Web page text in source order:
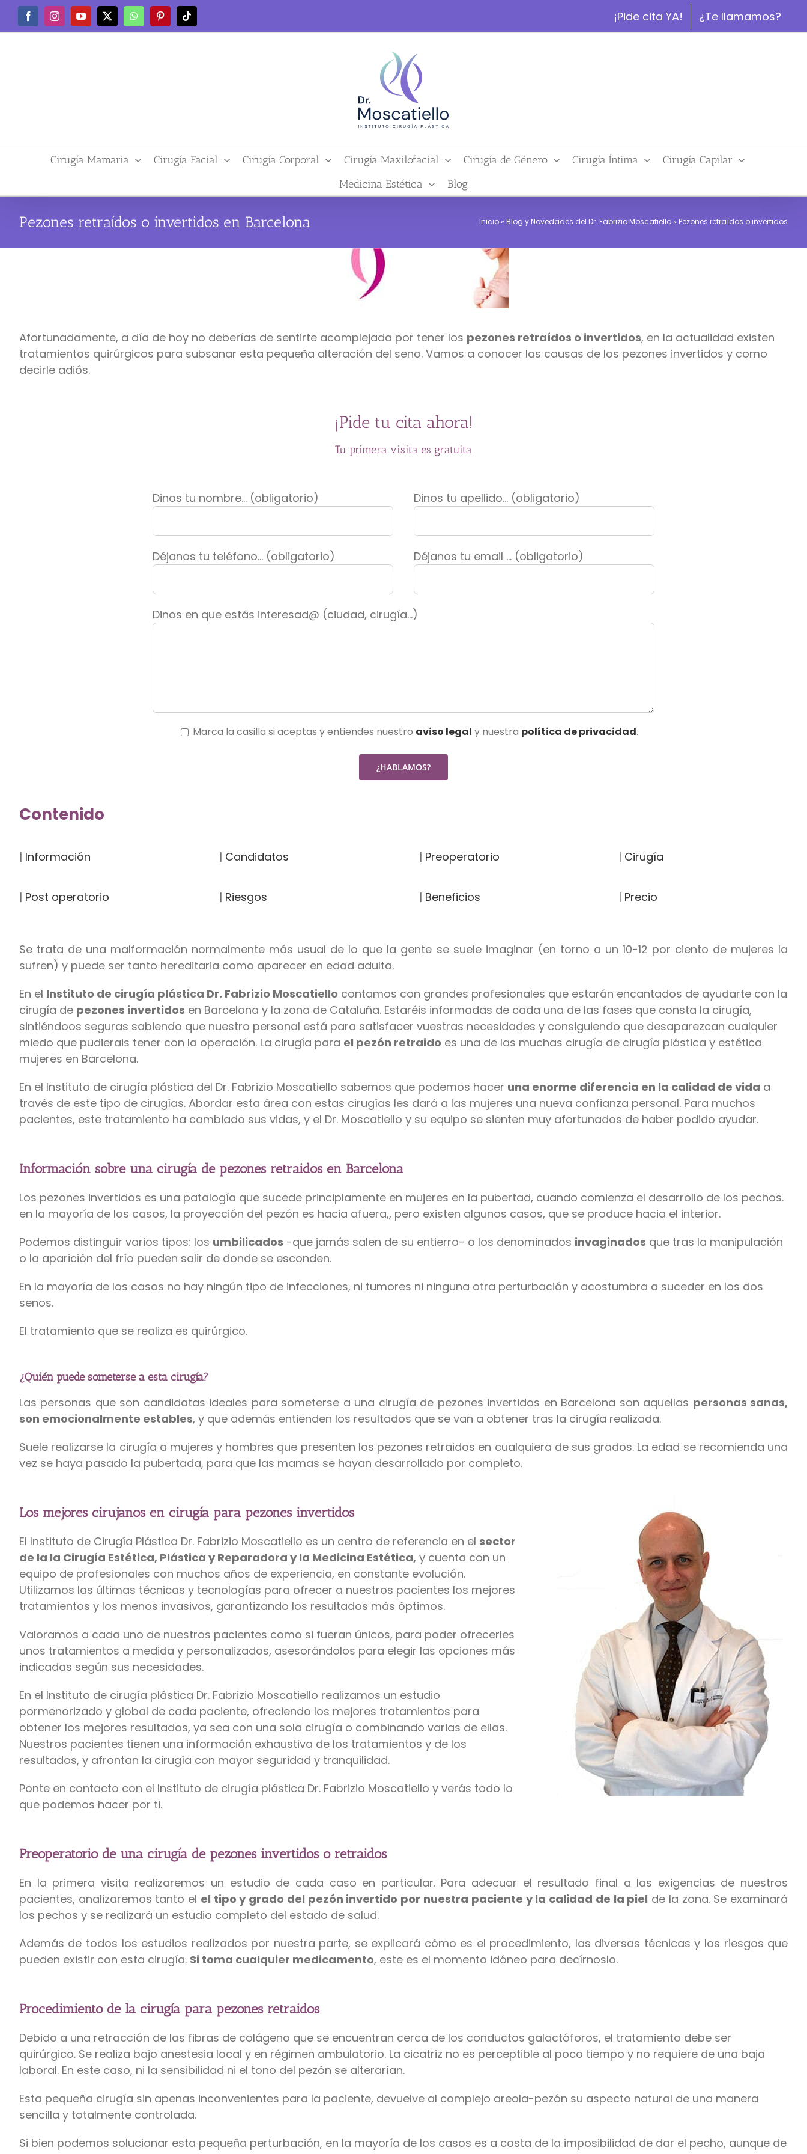
Saltar
FacebookInstagramYouTube
X WhatsAppPinterestTiktok ¡Pide cita YA! ¿Te llamamos?
Cirugía Mamaria Cirugía Facial Cirugía Corporal Cirugía Maxilofacial Cirugía de Género Cirugía Íntima
Cirugía Capilar
Medicina Estética
Blog
Pezones retraídos o invertidos en Barcelona Inicio » Blog y Novedades del Dr. Fabrizio Moscatiello » Pezones retraídos o invertidos
Afortunadamente, a día de hoy no deberías de sentirte acomplejada por tener los pezones retraídos o invertidos, en la actualidad existen
tratamientos quirúrgicos para subsanar esta pequeña alteración del seno. Vamos a conocer las causas de los pezones invertidos y como
decirle adiós.
¡Pide tu cita ahora!
Tu primera visita es gratuita
Dinos tu nombre... (obligatorio) Dinos tu apellido... (obligatorio)
Déjanos tu teléfono... (obligatorio) Déjanos tu email ... (obligatorio)
Dinos en que estás interesad@ (ciudad, cirugía...)
Marca la casilla si aceptas y entiendes nuestro aviso legal y nuestra política de privacidad.
Contenido
| Información | Candidatos | Preoperatorio | Cirugía
| Post operatorio | Riesgos | Beneficios | Precio
Se trata de una malformación normalmente más usual de lo que la gente se suele imaginar (en torno a un 10-12 por ciento de mujeres la
sufren) y puede ser tanto hereditaria como aparecer en edad adulta.
En el Instituto de cirugía plástica Dr. Fabrizio Moscatiello contamos con grandes profesionales que estarán encantados de ayudarte con la
cirugía de pezones invertidos en Barcelona y la zona de Cataluña. Estaréis informadas de cada una de las fases que consta la cirugía,
sintiéndoos seguras sabiendo que nuestro personal está para satisfacer vuestras necesidades y consiguiendo que desaparezcan cualquier
miedo que pudierais tener con la operación. La cirugía para el pezón retraido es una de las muchas cirugía de cirugía plástica y estética
mujeres en Barcelona.
En el Instituto de cirugía plástica del Dr. Fabrizio Moscatiello sabemos que podemos hacer una enorme diferencia en la calidad de vida a
través de este tipo de cirugías. Abordar esta área con estas cirugías les dará a las mujeres una nueva confianza personal. Para muchos
pacientes, este tratamiento ha cambiado sus vidas, y el Dr. Moscatiello y su equipo se sienten muy afortunados de haber podido ayudar.
Información sobre una cirugía de pezones retraidos en Barcelona
Los pezones invertidos es una patalogía que sucede principlamente en mujeres en la pubertad, cuando comienza el desarrollo de los pechos.
en la mayoría de los casos, la proyección del pezón es hacia afuera,, pero existen algunos casos, que se produce hacia el interior.
Podemos distinguir varios tipos: los umbilicados -que jamás salen de su entierro- o los denominados invaginados que tras la manipulación
o la aparición del frío pueden salir de donde se esconden.
En la mayoría de los casos no hay ningún tipo de infecciones, ni tumores ni ninguna otra perturbación y acostumbra a suceder en los dos
senos.
El tratamiento que se realiza es quirúrgico.
¿Quién puede someterse a esta cirugía?
Las personas que son candidatas ideales para someterse a una cirugía de pezones invertidos en Barcelona son aquellas personas sanas,
son emocionalmente estables, y que además entienden los resultados que se van a obtener tras la cirugía realizada.
Suele realizarse la cirugía a mujeres y hombres que presenten los pezones retraidos en cualquiera de sus grados. La edad se recomienda una
vez se haya pasado la pubertada, para que las mamas se hayan desarrollado por completo.
Los mejores cirujanos en cirugía para pezones invertidos
El Instituto de Cirugía Plástica Dr. Fabrizio Moscatiello es un centro de referencia en el sector
de la la Cirugía Estética, Plástica y Reparadora y la Medicina Estética,y cuenta con un
equipo de profesionales con muchos años de experiencia, en constante evolución.
Utilizamos las últimas técnicas y tecnologías para ofrecer a nuestros pacientes los mejores
tratamientos y los menos invasivos, garantizando los resultados más óptimos.
Valoramos a cada uno de nuestros pacientes como si fueran únicos, para poder ofrecerles
unos tratamientos a medida y personalizados, asesorándolos para elegir las opciones más
indicadas según sus necesidades.
En el Instituto de cirugía plástica Dr. Fabrizio Moscatiello realizamos un estudio
pormenorizado y global de cada paciente, ofreciendo los mejores tratamientos para
obtener los mejores resultados, ya sea con una sola cirugía o combinando varias de ellas.
Nuestros pacientes tienen una información exhaustiva de los tratamientos y de los
resultados, y afrontan la cirugía con mayor seguridad y tranquilidad.
Ponte en contacto con el Instituto de cirugía plástica Dr. Fabrizio Moscatiello y verás todo lo
que podemos hacer por ti.
Preoperatorio de una cirugía de pezones invertidos o retraidos
En la primera visita realizaremos un estudio de cada caso en particular. Para adecuar el resultado final a las exigencias de nuestros
pacientes, analizaremos tanto el el tipo y grado del pezón invertido por nuestra paciente y la calidad de la piel de la zona. Se examinará
los pechos y se realizará un estudio completo del estado de salud.
Además de todos los estudios realizados por nuestra parte, se explicará cómo es el procedimiento, las diversas técnicas y los riesgos que
pueden existir con esta cirugía. Si toma cualquier medicamento, este es el momento idóneo para decírnoslo.
Procedimiento de la cirugía para pezones retraidos
Debido a una retracción de las fibras de colágeno que se encuentran cerca de los conductos galactóforos, el tratamiento debe ser
quirúrgico. Se realiza bajo anestesia local y en régimen ambulatorio. La cicatriz no es perceptible al poco tiempo y no requiere de una baja
laboral. En este caso, ni la sensibilidad ni el tono del pezón se alterarían.
Esta pequeña cirugía sin apenas inconvenientes para la paciente, devuelve al complejo areola-pezón su aspecto natural de una manera
sencilla y totalmente controlada.
Si bien podemos solucionar esta pequeña perturbación, en la mayoría de los casos es a costa de la imposibilidad de dar el pecho, aunque de